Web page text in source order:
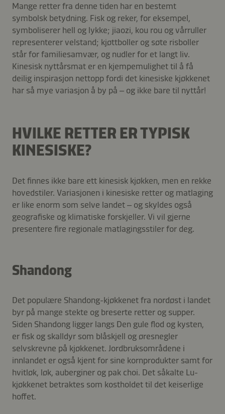
Mange retter fra denne tiden har en bestemt
symbolsk betydning. Fisk og reker, for eksempel,
symboliserer hell og lykke; jiaozi, kou rou og vårruller
representerer velstand; kjøttboller og søte risboller
står for familiesamvær, og nudler for et langt liv.
Kinesisk nyttårsmat er en kjempemulighet til å få
deilig inspirasjon nettopp fordi det kinesiske kjøkkenet
har så mye variasjon å by på – og ikke bare til nyttår!
HVILKE RETTER ER TYPISK
KINESISKE?
Det finnes ikke bare ett kinesisk kjøkken, men en rekke
hovedstiler. Variasjonen i kinesiske retter og matlaging
er like enorm som selve landet – og skyldes også
geografiske og klimatiske forskjeller. Vi vil gjerne
presentere fire regionale matlagingsstiler for deg.
Shandong
Det populære Shandong-kjøkkenet fra nordøst i landet
byr på mange stekte og breserte retter og supper.
Siden Shandong ligger langs Den gule flod og kysten,
er fisk og skalldyr som blåskjell og øresnegler
selvskrevne på kjøkkenet. Jordbruksområdene i
innlandet er også kjent for sine kornprodukter samt for
hvitløk, løk, auberginer og pak choi. Det såkalte Lu-
kjøkkenet betraktes som kostholdet til det keiserlige
hoffet.